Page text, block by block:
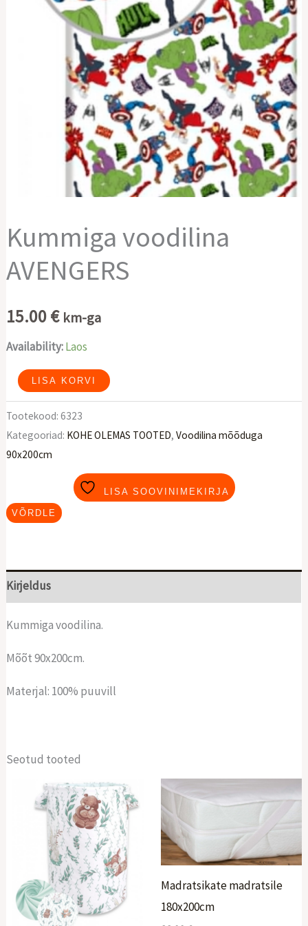
Kummiga voodilina
AVENGERS
15.00€ km-ga
Availability:Laos
Kummiga
voodilina
AVENGERS
kogus
LISA KORVI
Tootekood:6323
Kategooriad: KOHE OLEMAS TOOTED,Voodilina mõõduga
90x200cm
LISA SOOVINIMEKIRJA
VÕRDLE
Kirjeldus
Kummiga voodilina.
Mõõt 90x200cm.
Materjal: 100% puuvill
Seotud tooted
Madratsikate madratsile
180x200cm